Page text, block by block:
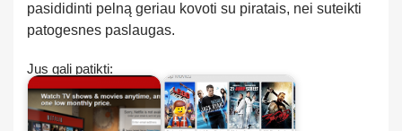
pasididinti pelną geriau kovoti su piratais, nei suteikti
patogesnes paslaugas.
Jus gali patikti: